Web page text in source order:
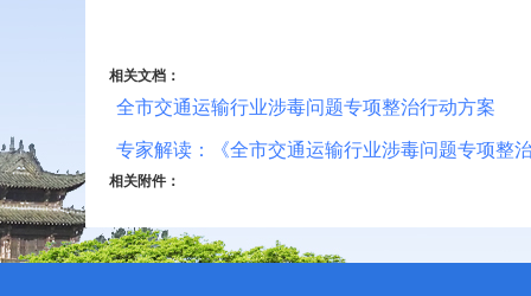
相关文档：
全市交通运输行业涉毒问题专项整治行动方案
专家解读：《全市交通运输行业涉毒问题专项整治
相关附件：